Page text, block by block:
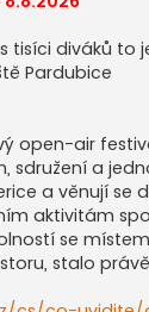
tisíci diváků to
Pardubice
open-air
sdružení a
a věnují se
aktivitám
se
stalo